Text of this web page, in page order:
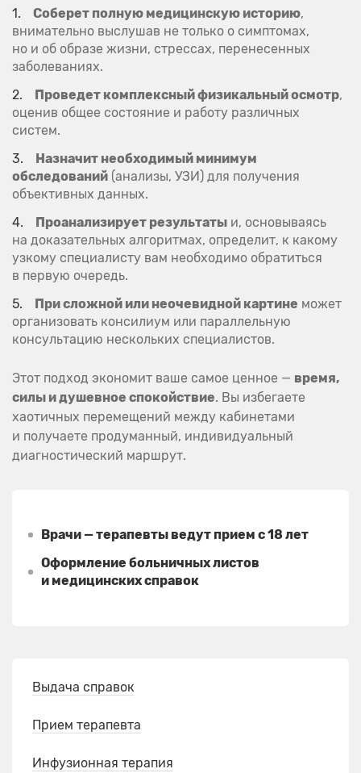
Соберет полную медицинскую историю,
внимательно выслушав не только о симптомах,
но и об образе жизни, стрессах, перенесенных
заболеваниях.
Проведет комплексный физикальный осмотр,
оценив общее состояние и работу различных
систем.
Назначит необходимый минимум
обследований (анализы, УЗИ) для получения
объективных данных.
Проанализирует результаты и, основываясь
на доказательных алгоритмах, определит, к какому
узкому специалисту вам необходимо обратиться
в первую очередь.
При сложной или неочевидной картине может
организовать консилиум или параллельную
консультацию нескольких специалистов.
Этот подход экономит ваше самое ценное — время,
силы и душевное спокойствие. Вы избегаете
хаотичных перемещений между кабинетами
и получаете продуманный, индивидуальный
диагностический маршрут.
Врачи — терапевты ведут прием с 18 лет
Оформление больничных листов
и медицинских справок
Выдача справок
Прием терапевта
Инфузионная терапия